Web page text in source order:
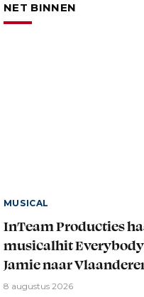
NET BINNEN
MUSICAL
InTeam Producties
musicalhit
Jamie naar
8 augustus 2026